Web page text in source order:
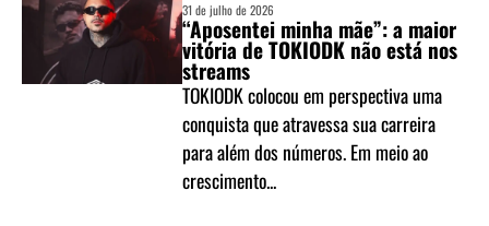
31 de julho de 2026
“Aposentei minha mãe”: a maior
vitória de TOKIODK não está nos
streams
TOKIODK colocou em perspectiva uma
conquista que atravessa sua carreira
para além dos números. Em meio ao
crescimento...